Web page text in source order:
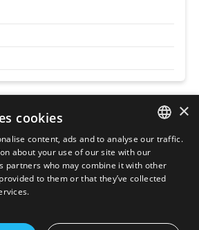
ENGLISH
POLISH
×
cookies
content, ads and to analyse our traffic.
about your use of our site with our
partners who may combine it with other
to them or that they’ve collected